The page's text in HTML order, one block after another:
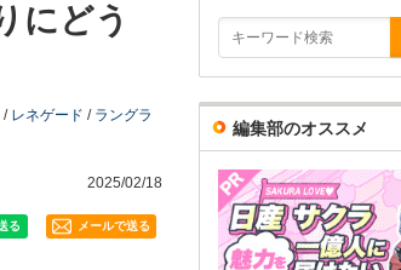
にどう
/ レネゲード / ラングラ
2025/02/18
メールで送る
編集部のオススメ